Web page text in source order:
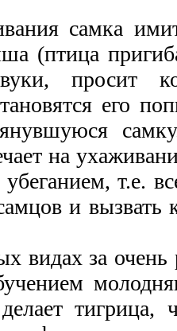
самка
(птица
просит
его
на
т.е.
и вызвать
видах за
тигрица,